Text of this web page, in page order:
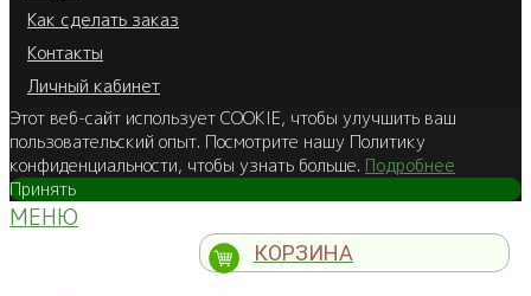
Как сделать заказ
Контакты
Личный кабинет
Этот веб-сайт использует COOKIE, чтобы улучшить ваш
пользовательский опыт. Посмотрите нашу Политику
конфиденциальности, чтобы узнать больше. Подробнее
Принять
МЕНЮ
КОРЗИНА